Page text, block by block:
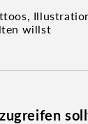
willst